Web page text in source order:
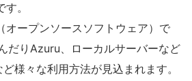
。
オープンソースソフトウェア）で
だりAzuru、ローカルサーバーなど
様々な利用方法が見込まれます。